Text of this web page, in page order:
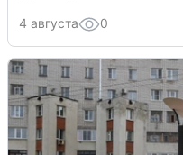
4 августа 0